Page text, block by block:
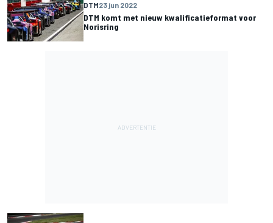
DTM23 jun 2022
DTM komt met nieuw kwalificatieformat voor
Norisring